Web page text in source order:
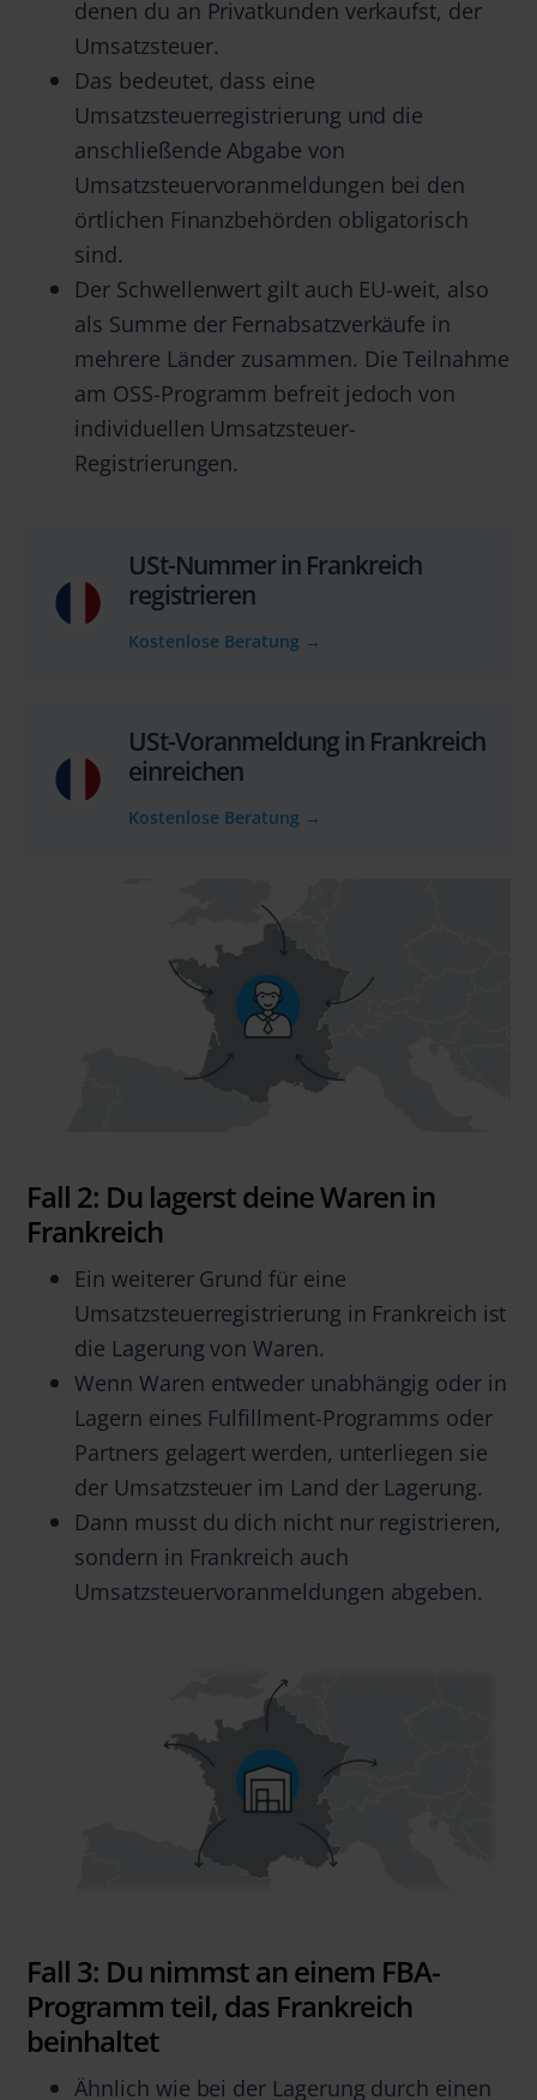
denen du an Privatkunden verkaufst, der
Umsatzsteuer.
Das bedeutet, dass eine
Umsatzsteuerregistrierung und die
anschließende Abgabe von
Umsatzsteuervoranmeldungen bei den
örtlichen Finanzbehörden obligatorisch
sind.
Der Schwellenwert gilt auch EU-weit, also
als Summe der Fernabsatzverkäufe in
mehrere Länder zusammen. Die Teilnahme
am OSS-Programm befreit jedoch von
individuellen Umsatzsteuer-
Registrierungen.
USt-Nummer in Frankreich
registrieren
Kostenlose Beratung →
USt-Voranmeldung in Frankreich
einreichen
Kostenlose Beratung →
Fall 2: Du lagerst deine Waren in
Frankreich
Ein weiterer Grund für eine
Umsatzsteuerregistrierung in Frankreich ist
die Lagerung von Waren.
Wenn Waren entweder unabhängig oder in
Lagern eines Fulfillment-Programms oder
Partners gelagert werden, unterliegen sie
der Umsatzsteuer im Land der Lagerung.
Dann musst du dich nicht nur registrieren,
sondern in Frankreich auch
Umsatzsteuervoranmeldungen abgeben.
Fall 3: Du nimmst an einem FBA-
Programm teil, das Frankreich
beinhaltet
Ähnlich wie bei der Lagerung durch einen